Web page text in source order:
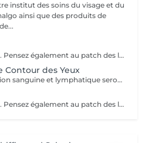
institut des soins du visage et du
ainsi que des produits de
En complément d'un soin. Pensez également au patch des lèvres. (Pour certains soins, le patch yeux peux s'appliquer en simultané avec d'autres produits, c'est pourquoi les 5 minutes peuvent être réduits).
Contour des Yeux
Relancer la micro-circulation sanguine et lymphatique seront les objectifs premiers de ce soin. Traiter les ridules du contour des yeux également. Cela permet au regard de paraître moins fatigué et plus éclatant. Idéal avant une soirée entre amis. Soin de la zone des yeux comprenant l'utilisation de produits spécifiques (actifs anti-âges et décongestionnants) et d'appareils professionnels qui respectent la zone particulière du contour des yeux.
En complément d'un soin. Pensez également au patch des lèvres. (Pour certains soins, le patch yeux peux s'appliquer en simultané avec d'autres produits, c'est pourquoi les 5 minutes peuvent être réduits).